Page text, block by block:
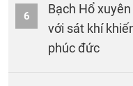
6
Bạch Hổ
với sát khí
phúc đức